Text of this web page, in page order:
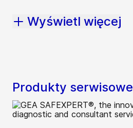
Wyświetl więcej
Produkty serwisowe